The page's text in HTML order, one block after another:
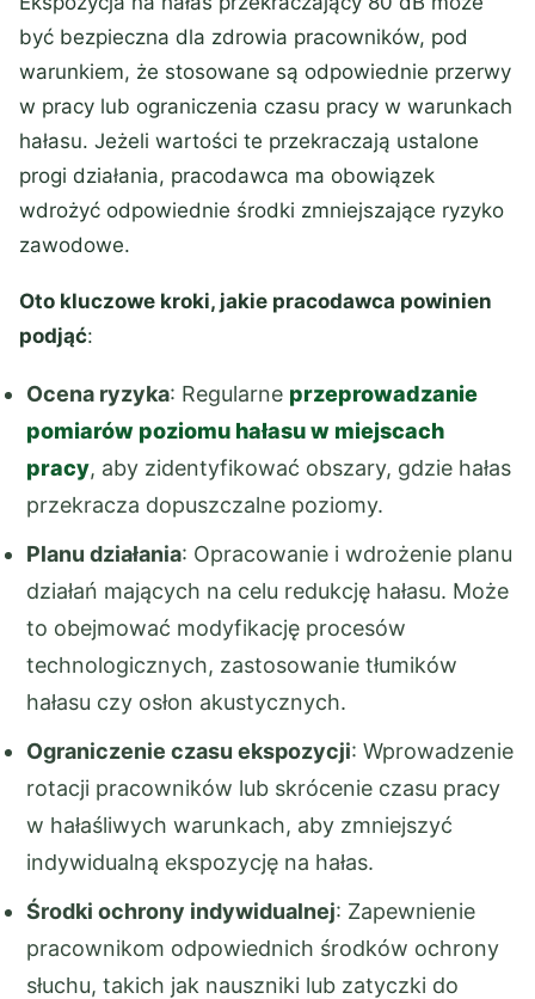
być bezpieczna dla zdrowia pracowników, pod
warunkiem, że stosowane są odpowiednie przerwy
w pracy lub ograniczenia czasu pracy w warunkach
hałasu. Jeżeli wartości te przekraczają ustalone
progi działania, pracodawca ma obowiązek
wdrożyć odpowiednie środki zmniejszające ryzyko
zawodowe.
Oto kluczowe kroki, jakie pracodawca powinien
podjąć:
Ocena ryzyka: Regularne przeprowadzanie
pomiarów poziomu hałasu w miejscach
pracy, aby zidentyfikować obszary, gdzie hałas
przekracza dopuszczalne poziomy.
Planu działania: Opracowanie i wdrożenie planu
działań mających na celu redukcję hałasu. Może
to obejmować modyfikację procesów
technologicznych, zastosowanie tłumików
hałasu czy osłon akustycznych.
Ograniczenie czasu ekspozycji: Wprowadzenie
rotacji pracowników lub skrócenie czasu pracy
w hałaśliwych warunkach, aby zmniejszyć
indywidualną ekspozycję na hałas.
Środki ochrony indywidualnej: Zapewnienie
pracownikom odpowiednich środków ochrony
słuchu, takich jak nauszniki lub zatyczki do